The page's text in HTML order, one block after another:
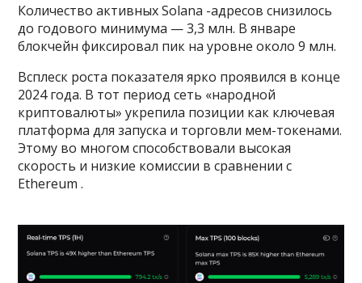
Количество активных Solana -адресов снизилось
до годового минимума — 3,3 млн. В январе
блокчейн фиксировал пик на уровне около 9 млн.
Всплеск роста показателя ярко проявился в конце
2024 года. В тот период сеть «народной
криптовалюты» укрепила позиции как ключевая
платформа для запуска и торговли мем-токенами.
Этому во многом способствовали высокая
скорость и низкие комиссии в сравнении с
Ethereum .